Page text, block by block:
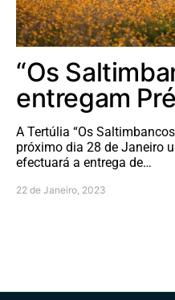
“Os
entregam
A Tertúlia “Os
próximo dia 28 de Janeiro
efectuará a entrega de…
22 de Janeiro, 2023